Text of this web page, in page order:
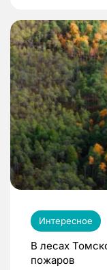
Интересное
В лесах
пожаров